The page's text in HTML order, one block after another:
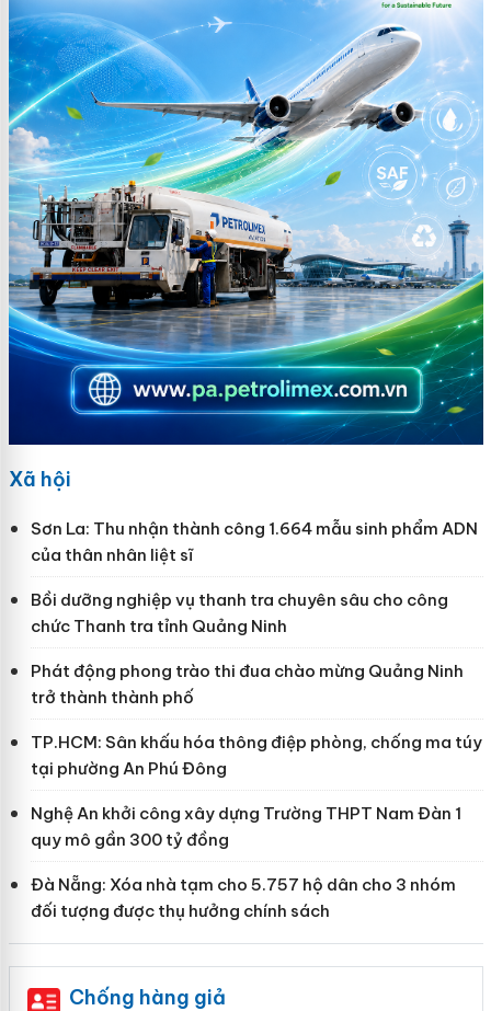
Xã hội
Sơn La: Thu nhận thành công 1.664 mẫu sinh phẩm ADN
của thân nhân liệt sĩ
Bồi dưỡng nghiệp vụ thanh tra chuyên sâu cho công
chức Thanh tra tỉnh Quảng Ninh
Phát động phong trào thi đua chào mừng Quảng Ninh
trở thành thành phố
TP.HCM: Sân khấu hóa thông điệp phòng, chống ma túy
tại phường An Phú Đông
Nghệ An khởi công xây dựng Trường THPT Nam Đàn 1
quy mô gần 300 tỷ đồng
Đà Nẵng: Xóa nhà tạm cho 5.757 hộ dân cho 3 nhóm
đối tượng được thụ hưởng chính sách
Chống hàng giả